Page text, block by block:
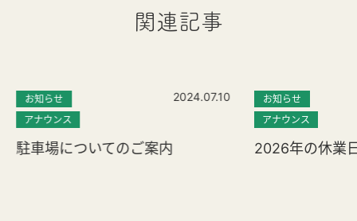
関連記事
お知らせ
アナウンス
2024.07.10
駐車場についてのご案内
お知らせ
アナウンス
2026年の休業